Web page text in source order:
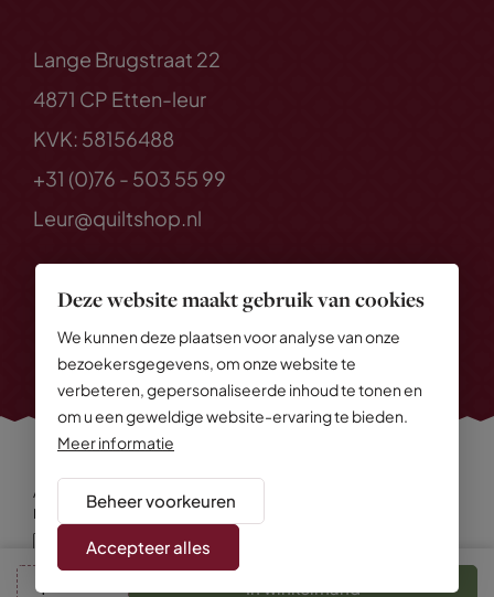
Deze website maakt gebruik van cookies
We kunnen deze plaatsen voor analyse van onze
bezoekersgegevens, om onze website te
verbeteren, gepersonaliseerde inhoud te tonen en
om u een geweldige website-ervaring te bieden.
Meer informatie
Beheer voorkeuren
Accepteer alles
In winkelmand
Lange Brugstraat 22
4871 CP Etten-leur
KVK: 58156488
+31 (0)76 - 503 55 99
Leur@quiltshop.nl
Alle rechten voorbehouden
Privacy Policy
Algemene voorwaarden